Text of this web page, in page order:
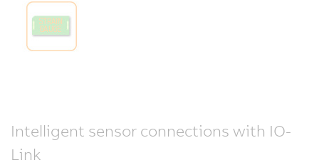
Intelligent sensor connections with IO-
Link